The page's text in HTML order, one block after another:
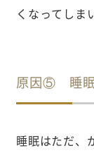
くなってしま
原因⑤ 睡眠
睡眠はただ、